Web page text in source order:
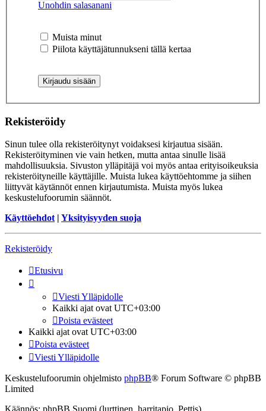
Unohdin salasanani
Muista minut
Piilota käyttäjätunnukseni tällä kertaa
Rekisteröidy
Sinun tulee olla rekisteröitynyt voidaksesi kirjautua sisään.
Rekisteröityminen vie vain hetken, mutta antaa sinulle lisää
mahdollisuuksia. Sivuston ylläpitäjä voi myös antaa erityisoikeuksia
rekisteröityneille käyttäjille. Muista lukea käyttöehtomme ja siihen
liittyvät käytännöt ennen kirjautumista. Muista myös lukea
keskustelufoorumin säännöt.
Käyttöehdot | Yksityisyyden suoja
Rekisteröidy
Etusivu
Viesti Ylläpidolle
Kaikki ajat ovat UTC+03:00
Poista evästeet
Kaikki ajat ovat UTC+03:00
Poista evästeet
Viesti Ylläpidolle
Keskustelufoorumin ohjelmisto phpBB® Forum Software © phpBB
Limited